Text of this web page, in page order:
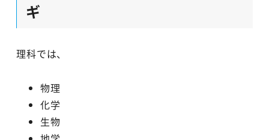
ギ
理科では、
物理
化学
生物